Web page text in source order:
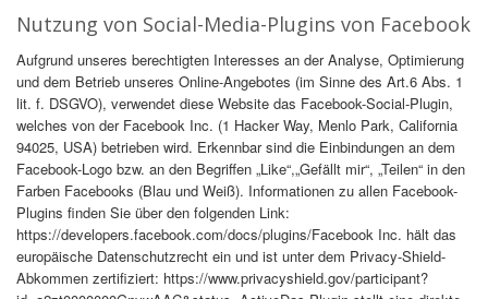
Nutzung von Social-Media-Plugins von Facebook
Aufgrund unseres berechtigten Interesses an der Analyse, Optimierung
und dem Betrieb unseres Online-Angebotes (im Sinne des Art.6 Abs. 1
lit. f. DSGVO), verwendet diese Website das Facebook-Social-Plugin,
welches von der Facebook Inc. (1 Hacker Way, Menlo Park, California
94025, USA) betrieben wird. Erkennbar sind die Einbindungen an dem
Facebook-Logo bzw. an den Begriffen „Like“,„Gefällt mir“, „Teilen“ in den
Farben Facebooks (Blau und Weiß). Informationen zu allen Facebook-
Plugins finden Sie über den folgenden Link:
https://developers.facebook.com/docs/plugins/Facebook Inc. hält das
europäische Datenschutzrecht ein und ist unter dem Privacy-Shield-
Abkommen zertifiziert: https://www.privacyshield.gov/participant?